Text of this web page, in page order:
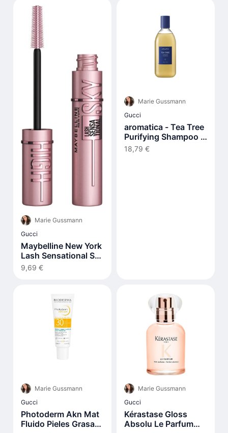
Marie Gussmann
Gucci
Maybelline New York
Lash Sensational Sky
High Very Black
Mascara 7,2ml
9,69 €
Marie Gussmann
Gucci
aromatica - Tea Tree
Purifying Shampoo -
400ml
18,79 €
Marie Gussmann
Gucci
Photoderm Akn Mat
Fluido Pieles Grasas
Marie Gussmann
Gucci
Kérastase Gloss
Absolu Le Parfum